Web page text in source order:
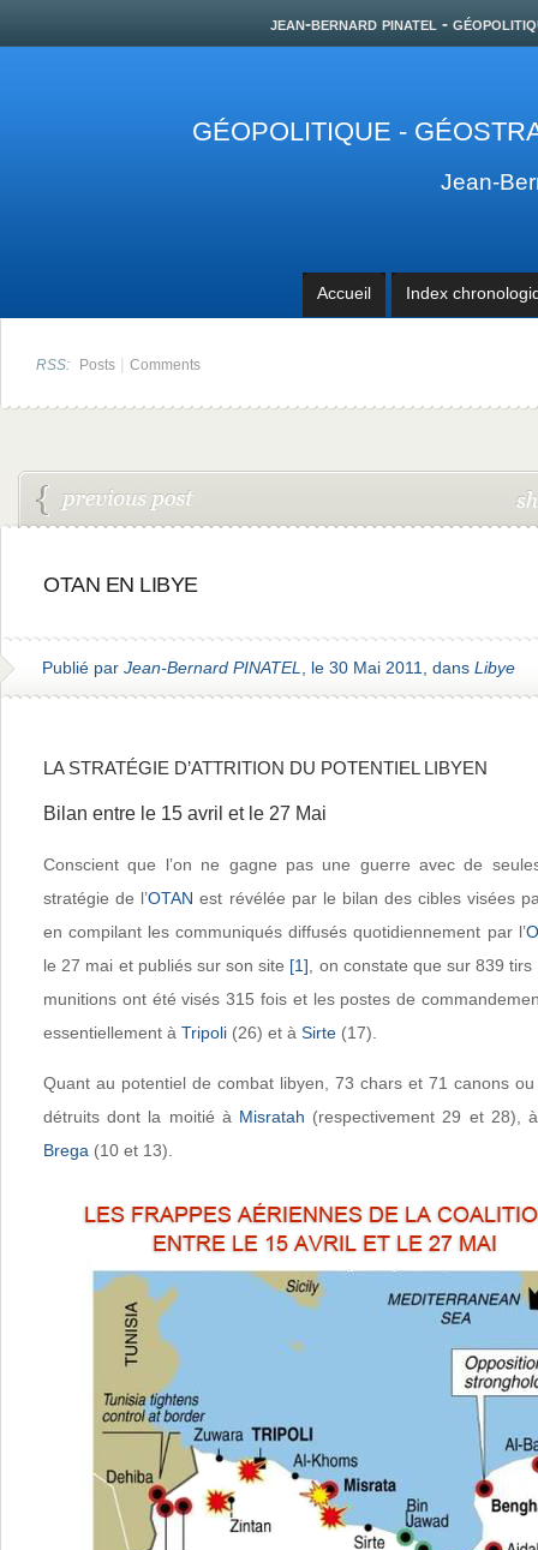
jean-bernard pinatel -
GÉOPOLITIQUE -
Jean-
Accueil Index
RSS: Posts | Comments
OTAN EN LIBYE
Publié par Jean-Bernard PINATEL , le 30 Mai 2011, dans Libye
LA STRATÉGIE D’ATTRITION DU POTENTIEL LIBYEN
Bilan entre le 15 avril et le 27 Mai
Conscient que l’on ne gagne pas une guerre avec de
stratégie de l’OTAN est révélée par le bilan des cibles visées
en compilant les communiqués diffusés quotidiennement par l’
le 27 mai et publiés sur son site [1] , on constate que sur 839
munitions ont été visés 315 fois et les postes de
essentiellement à Tripoli (26) et à Sirte (17).
Quant au potentiel de combat libyen, 73 chars et 71 canons
détruits dont la moitié à Misratah (respectivement 29 et 28),
Brega (10 et 13).